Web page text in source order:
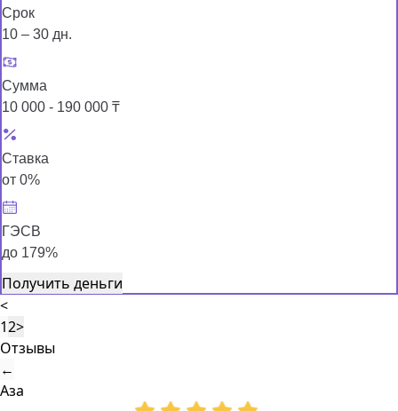
Срок
10 – 30 дн.
Сумма
10 000 - 190 000 ₸
Ставка
от 0%
ГЭСВ
до 179%
Получить деньги
<
12>
Отзывы
←
Аза